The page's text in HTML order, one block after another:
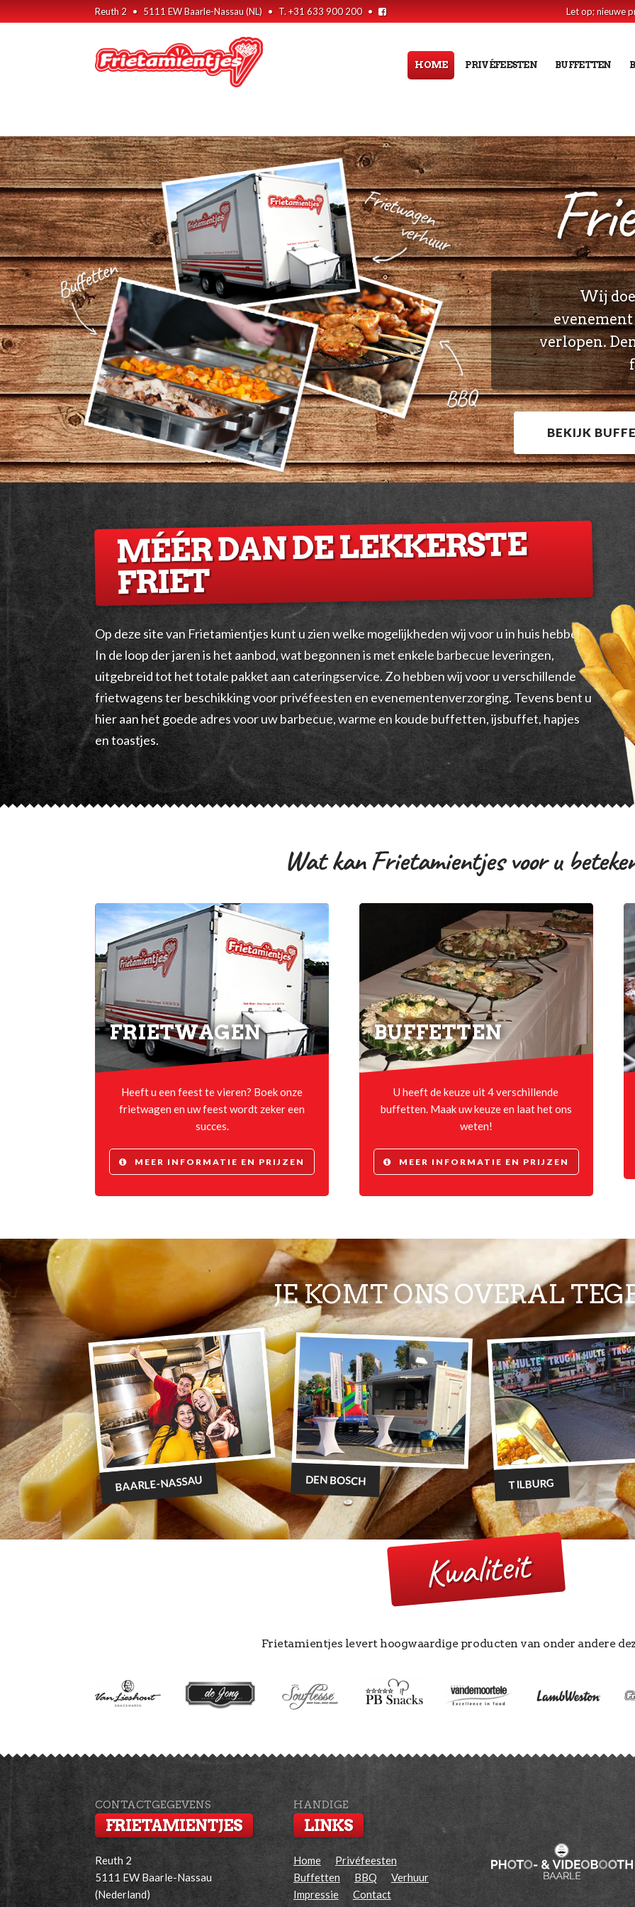
Reuth 2 • 5111 EW Baarle-Nassau (NL) • T. +31 633 900 200 • Let op; nieuwe
HOME PRIVÉFEESTEN BUFFETTEN
Wij
verlopen.
BEKIJK
MÉÉR DAN DE LEKKERSTE
FRIET
Op deze site van Frietamientjes kunt u zien welke mogelijkheden wij voor u in huis hebben.
In de loop der jaren is het aanbod, wat begonnen is met enkele barbecue leveringen,
uitgebreid tot het totale pakket aan cateringservice. Zo hebben wij voor u verschillende
frietwagens ter beschikking voor privéfeesten en evenementenverzorging. Tevens bent u
hier aan het goede adres voor uw barbecue, warme en koude buffetten, ijsbuffet, hapjes
en toastjes.
Wat kan Frietamientjes voor u
FRIETWAGEN
Heeft u een feest te vieren? Boek onze
frietwagen en uw feest wordt zeker een
succes.
MEER INFORMATIE EN PRIJZEN
BUFFETTEN
U heeft de keuze uit 4 verschillende
buffetten. Maak uw keuze en laat het ons
weten!
MEER INFORMATIE EN PRIJZEN
JE KOMT ONS OVERAL
BAARLE-NASSAU DEN BOSCH TILBURG
Kwaliteit
Frietamientjes levert hoogwaardige producten van onder andere
CONTACTGEGEVENS
FRIETAMIENTJES
Reuth 2
5111 EW Baarle-Nassau
(Nederland)
HANDIGE
LINKS
Home
Privéfeesten
Buffetten
BBQ
Verhuur
Impressie
Contact